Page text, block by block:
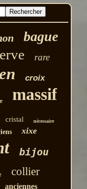
bague
rare
croix
massif
cristal nécessaire
xixe
bijou
collier
anciennes